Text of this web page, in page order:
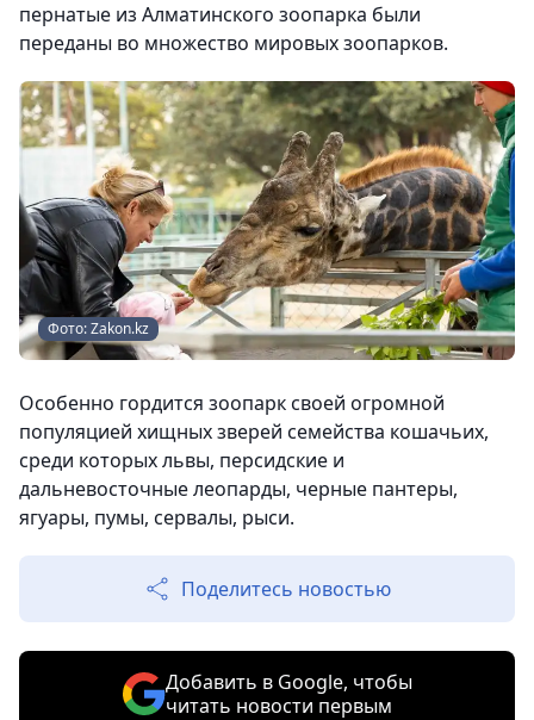
пернатые из Алматинского зоопарка были
переданы во множество мировых зоопарков.
Фото: Zakon.kz
Особенно гордится зоопарк своей огромной
популяцией хищных зверей семейства кошачьих,
среди которых львы, персидские и
дальневосточные леопарды, черные пантеры,
ягуары, пумы, сервалы, рыси.
Поделитесь новостью
Добавить в Google, чтобы
читать новости первым